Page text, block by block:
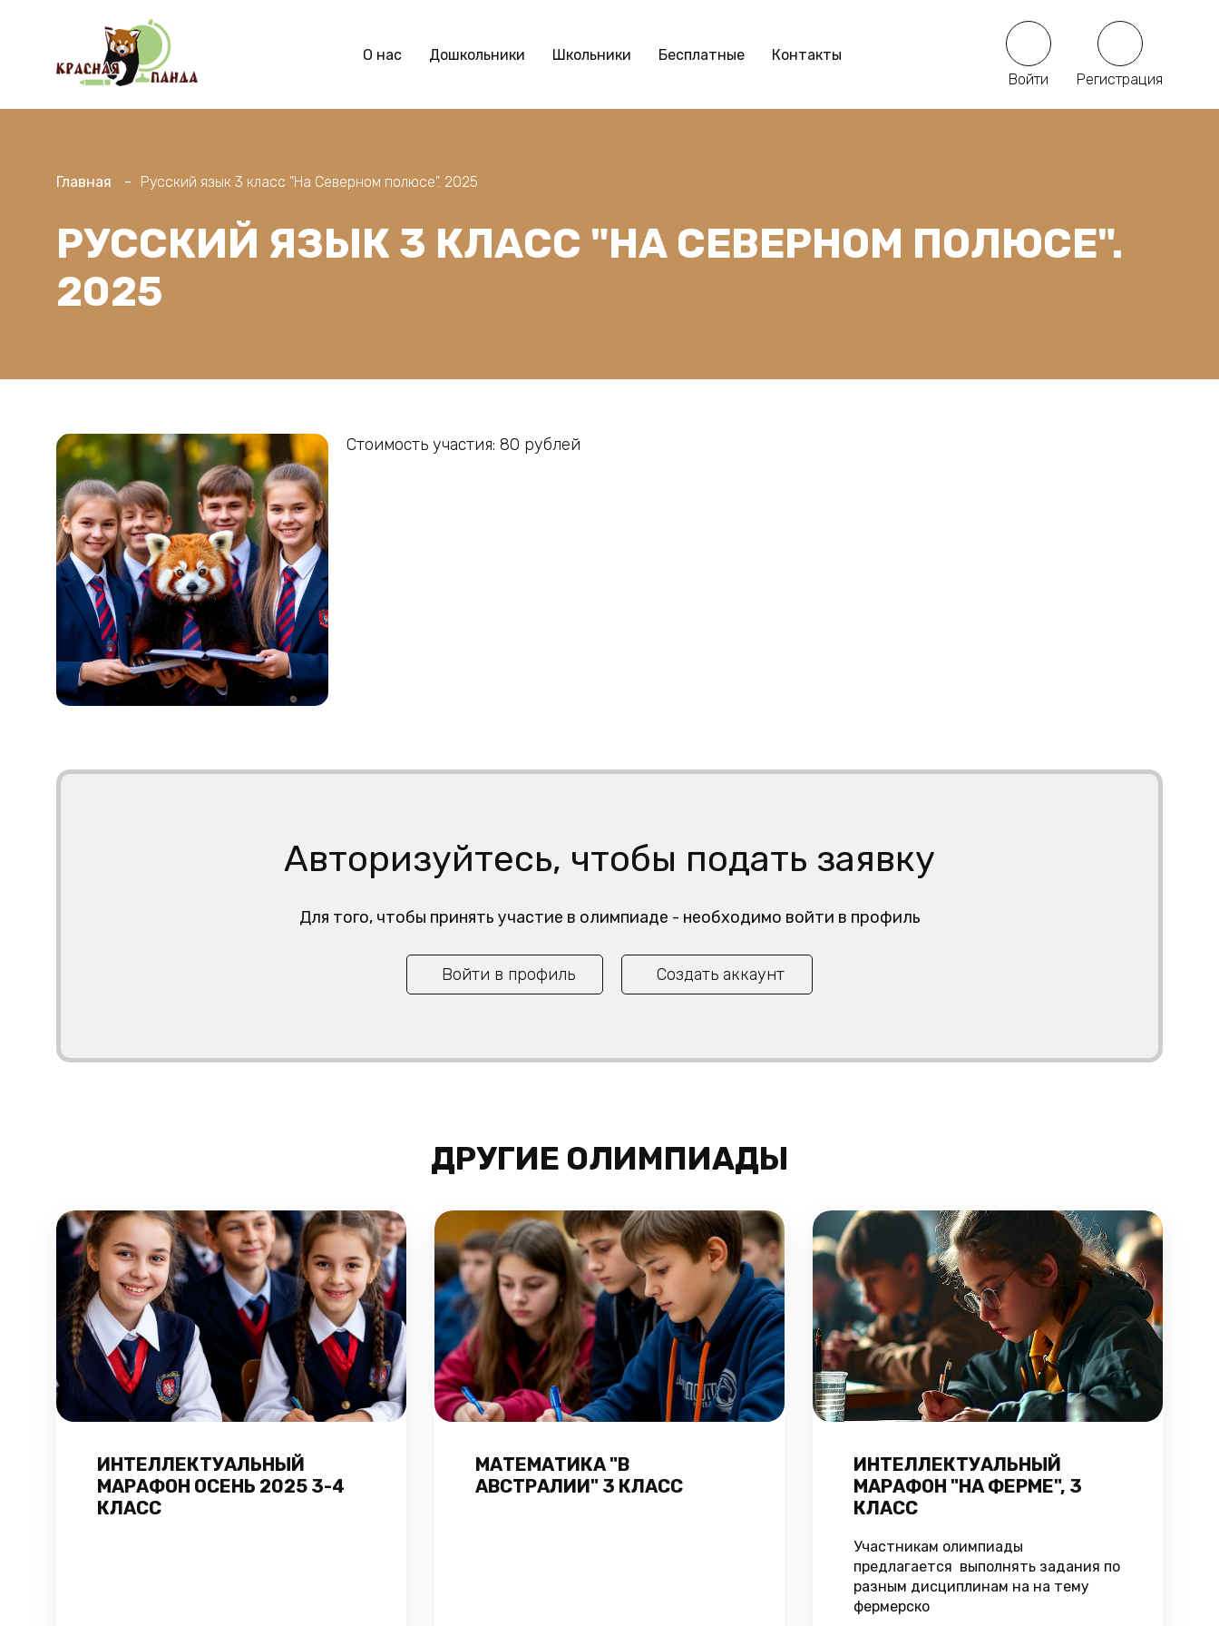
О нас Дошкольники Школьники Бесплатные
Контакты
Войти
Регистрация
Главная Русский язык 3 класс "На Северном полюсе". 2025
РУССКИЙ ЯЗЫК 3 КЛАСС "НА СЕВЕРНОМ ПОЛЮСЕ".
2025
Стоимость участия: 80 рублей
Авторизуйтесь, чтобы подать заявку
Для того, чтобы принять участие в олимпиаде - необходимо войти в профиль
Войти в профиль Создать аккаунт
ДРУГИЕ ОЛИМПИАДЫ
ИНТЕЛЛЕКТУАЛЬНЫЙ
МАРАФОН ОСЕНЬ 2025 3-4
КЛАСС
МАТЕМАТИКА "В
АВСТРАЛИИ" 3 КЛАСС
ИНТЕЛЛЕКТУАЛЬНЫЙ
МАРАФОН "НА ФЕРМЕ", 3
КЛАСС
Участникам олимпиады
предлагается выполнять задания по
разным дисциплинам на на тему
фермерско